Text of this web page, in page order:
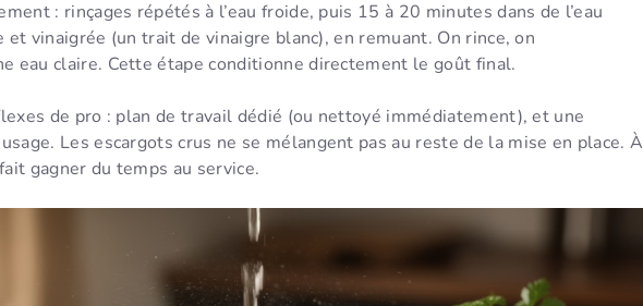
: rinçages répétés à l’eau froide, puis 15 à 20 minutes dans de l’eau
vinaigrée (un trait de vinaigre blanc), en remuant. On rince, on
eau claire. Cette étape conditionne directement le goût final.
de pro : plan de travail dédié (ou nettoyé immédiatement), et une
Les escargots crus ne se mélangent pas au reste de la mise en place. À
gagner du temps au service.